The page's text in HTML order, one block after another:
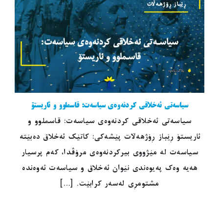
سیاسەتی ئەخلاقی کردنەوەی سیاسەت: قاسملوو و ئاریستۆ
سیاسەتی ئەخلاقی کردنەوەی سیاسەت: قاسملوو و
ئاریستۆ ڕێباز ڕۆژهەڵات پێشەکی: کاتێک ئەخلاق دەبێتە
سیاسەت لە مێژووی بیرکردنەوەی مرۆڤدا، کەم پرسیار
هەیە وەک پەیوەندی نێوان ئەخلاق و سیاسەت ئەوەندە
مشتومڕی لەسەر کرابێت. [...]